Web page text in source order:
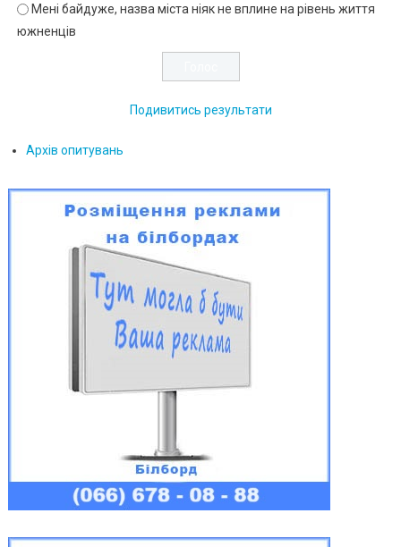
Мені байдуже, назва міста ніяк не вплине на рівень життя
южненців
Подивитись результати
Архів опитувань